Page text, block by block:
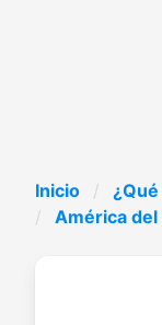
Inicio
América del